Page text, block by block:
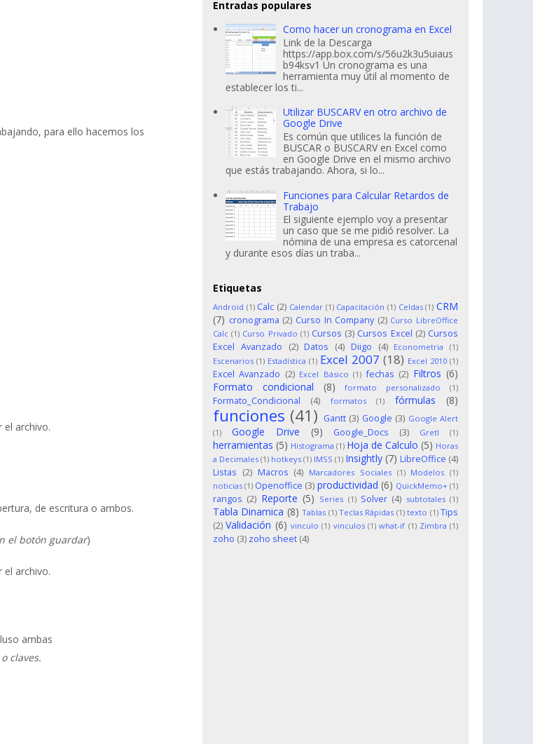
para ello hacemos los
el archivo.
de escritura o ambos.
el botón guardar)
el archivo.
ambas
claves.
Entradas populares
Como hacer un cronograma en Excel
Link de la Descarga
https://app.box.com/s/56u2k3u5uiaus
b94ksv1 Un cronograma es una
herramienta muy útil al momento de
establecer los ti...
Utilizar BUSCARV en otro archivo de
Google Drive
Es común que utilices la función de
BUSCAR o BUSCARV en Excel como
en Google Drive en el mismo archivo
que estás trabajando. Ahora, si lo...
Funciones para Calcular Retardos de
Trabajo
El siguiente ejemplo voy a presentar
un caso que se me pidió resolver. La
nómina de una empresa es catorcenal
y durante esos días un traba...
Etiquetas
Android (1) Calc (2) Calendar (1) Capacitación (1) Celdas (1) CRM
(7) cronograma (2) Curso In Company (2) Curso LibreOffice
Calc (1) Curso Privado (1) Cursos (3) Cursos Excel (2) Cursos
Excel Avanzado
(2) Datos (4) Diigo (4) Econometria
(1)
Escenarios (1) Estadística (1) Excel 2007 (18) Excel 2010 (1)
Excel Avanzado (2) Excel Básico (1) fechas (2) Filtros (6)
Formato condicional
(8) formato personalizado (1)
Formato_Condicional (4) formatos (1) fórmulas (8)
funciones (41) Gantt (3) Google (3) Google Alert
(1)
Google Drive (9) Google_Docs (3) Gretl (1)
herramientas (5) Histograma (1) Hoja de Calculo (5) Horas
a Decimales (1) hotkeys (1) IMSS (1) Insightly (7) LibreOffice (4)
Listas (2) Macros (4) Marcadores Sociales (1) Modelos (1)
noticias (1) Openoffice (3) productividad (6) QuickMemo+ (1)
rangos (2) Reporte (5) Series (1) Solver (4) subtotales (1)
Tabla Dinamica (8) Tablas (1) Teclas Rápidas (1) texto (1) Tips
(2) Validación (6) vinculo (1) vinculos (1) what-if (1) Zimbra (1)
zoho (3) zoho sheet (4)